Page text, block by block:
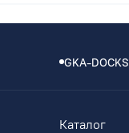
GKA-DOCKS
Каталог